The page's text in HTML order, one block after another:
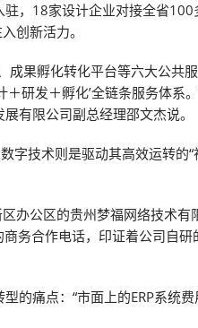
，18家设计企业对接全省100
创新活力。
成果孵化转化平台等六大公共
研发＋孵化’全链条服务体系
有限公司副总经理邵文杰说。
字技术则是驱动其高效运转的“
办公区的贵州梦福网络技术有
务合作电话，印证着公司自研
的痛点：“市面上的ERP系统费